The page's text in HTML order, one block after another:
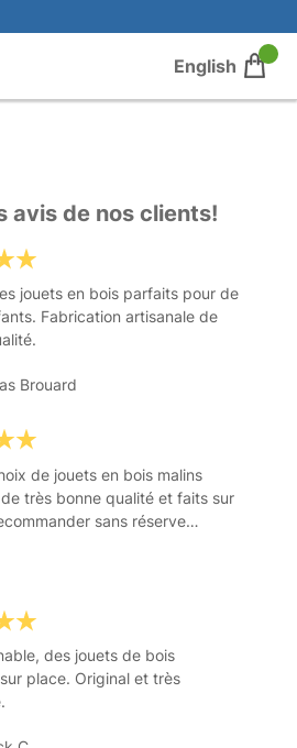
English
avis de nos clients!
jouets en bois parfaits pour de
Fabrication artisanale de
Brouard
de jouets en bois malins
très bonne qualité et faits sur
sans réserve…
des jouets de bois
place. Original et très